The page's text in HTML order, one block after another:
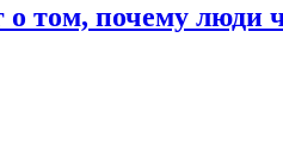
том, почему люди